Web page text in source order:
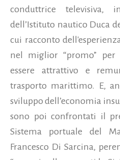
conduttrice televisiva,
dell’Istituto nautico Duca
cui racconto
nel miglior “promo” per
essere attrattivo e
trasporto marittimo. E,
sviluppo dell’economia
sono poi confrontati il
Sistema portuale del
Francesco Di Sarcina,